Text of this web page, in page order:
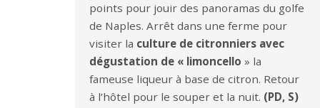
points pour jouir des panoramas du golfe
de Naples. Arrêt dans une ferme pour
visiter la culture de citronniers avec
dégustation de « limoncello » la
fameuse liqueur à base de citron. Retour
à l’hôtel pour le souper et la nuit. (PD, S)